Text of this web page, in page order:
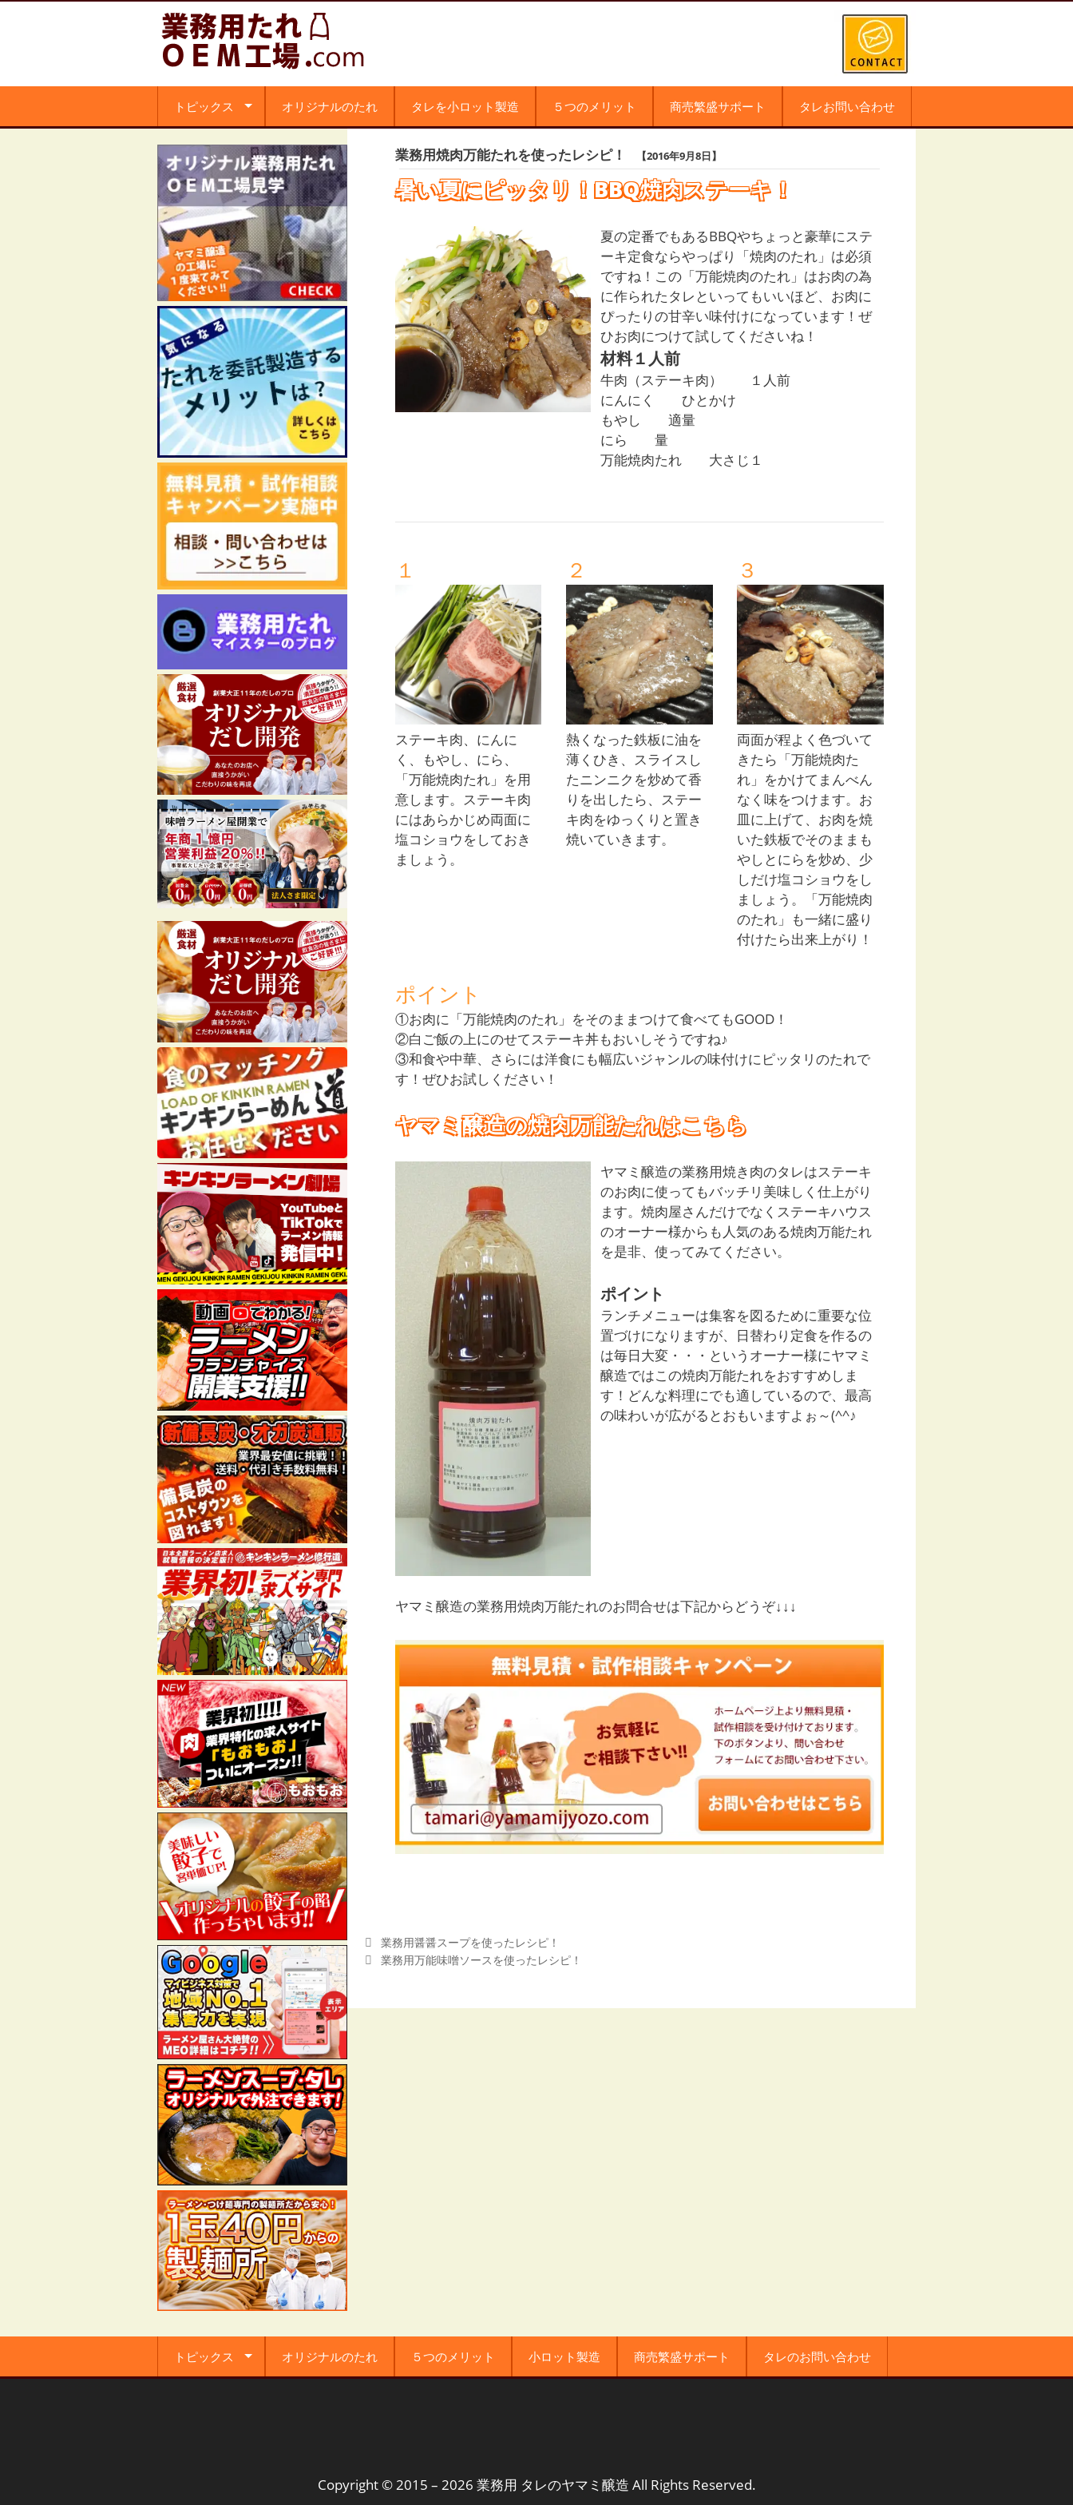
トピックス オリジナルのたれ タレを小ロット製造 ５つのメリット 商売繁盛サポート タレお問い合わせ
業務用焼肉万能たれを使ったレシピ！ 【2016年9月8日】
暑い夏にピッタリ！BBQ焼肉ステーキ！
夏の定番でもあるBBQやちょっと豪華にステ
ーキ定食ならやっぱり「焼肉のたれ」は必須
ですね！この「万能焼肉のたれ」はお肉の為
に作られたタレといってもいいほど、お肉に
ぴったりの甘辛い味付けになっています！ぜ
ひお肉につけて試してくださいね！
材料１人前
牛肉（ステーキ肉） １人前
にんにく ひとかけ
もやし 適量
にら 量
万能焼肉たれ 大さじ１
１
ステーキ肉、にんに
く、もやし、にら、
「万能焼肉たれ」を用
意します。ステーキ肉
にはあらかじめ両面に
塩コショウをしておき
ましょう。
２
熱くなった鉄板に油を
薄くひき、スライスし
たニンニクを炒めて香
りを出したら、ステー
キ肉をゆっくりと置き
焼いていきます。
３
両面が程よく色づいて
きたら「万能焼肉た
れ」をかけてまんべん
なく味をつけます。お
皿に上げて、お肉を焼
いた鉄板でそのままも
やしとにらを炒め、少
しだけ塩コショウをし
ましょう。「万能焼肉
のたれ」も一緒に盛り
付けたら出来上がり！
ポイント
①お肉に「万能焼肉のたれ」をそのままつけて食べてもGOOD！
②白ご飯の上にのせてステーキ丼もおいしそうですね♪
③和食や中華、さらには洋食にも幅広いジャンルの味付けにピッタリのたれで
す！ぜひお試しください！
ヤマミ醸造の焼肉万能たれはこちら
ヤマミ醸造の業務用焼き肉のタレはステーキ
のお肉に使ってもバッチリ美味しく仕上がり
ます。焼肉屋さんだけでなくステーキハウス
のオーナー様からも人気のある焼肉万能たれ
を是非、使ってみてください。
ポイント
ランチメニューは集客を図るために重要な位
置づけになりますが、日替わり定食を作るの
は毎日大変・・・というオーナー様にヤマミ
醸造ではこの焼肉万能たれをおすすめしま
す！どんな料理にでも適しているので、最高
の味わいが広がるとおもいますよぉ～(^^♪
ヤマミ醸造の業務用焼肉万能たれのお問合せは下記からどうぞ↓↓↓
Post
navigation
業務用醤醤スープを使ったレシピ！
業務用万能味噌ソースを使ったレシピ！
トピックス オリジナルのたれ ５つのメリット 小ロット製造 商売繁盛サポート タレのお問い合わせ
Copyright © 2015 – 2026 業務用 タレのヤマミ醸造 All Rights Reserved.